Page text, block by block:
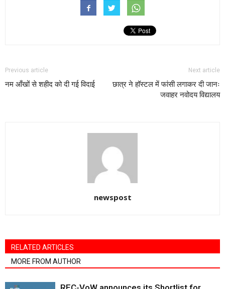
Previous article
नम आँखों से शहीद को दी गई विदाई
Next article
छात्र ने हॉस्टल में फांसी लगाकर दी जानः
जवाहर नवोदय विद्यालय
newspost
RELATED ARTICLES
MORE FROM AUTHOR